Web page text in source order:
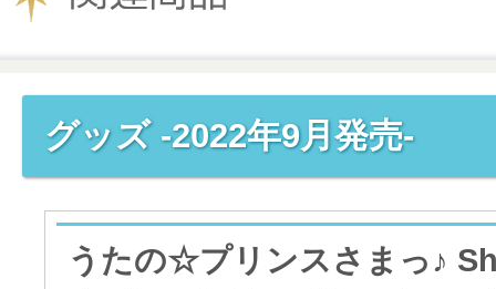
グッズ -2022年9月発売-
うたの☆プリンスさまっ♪